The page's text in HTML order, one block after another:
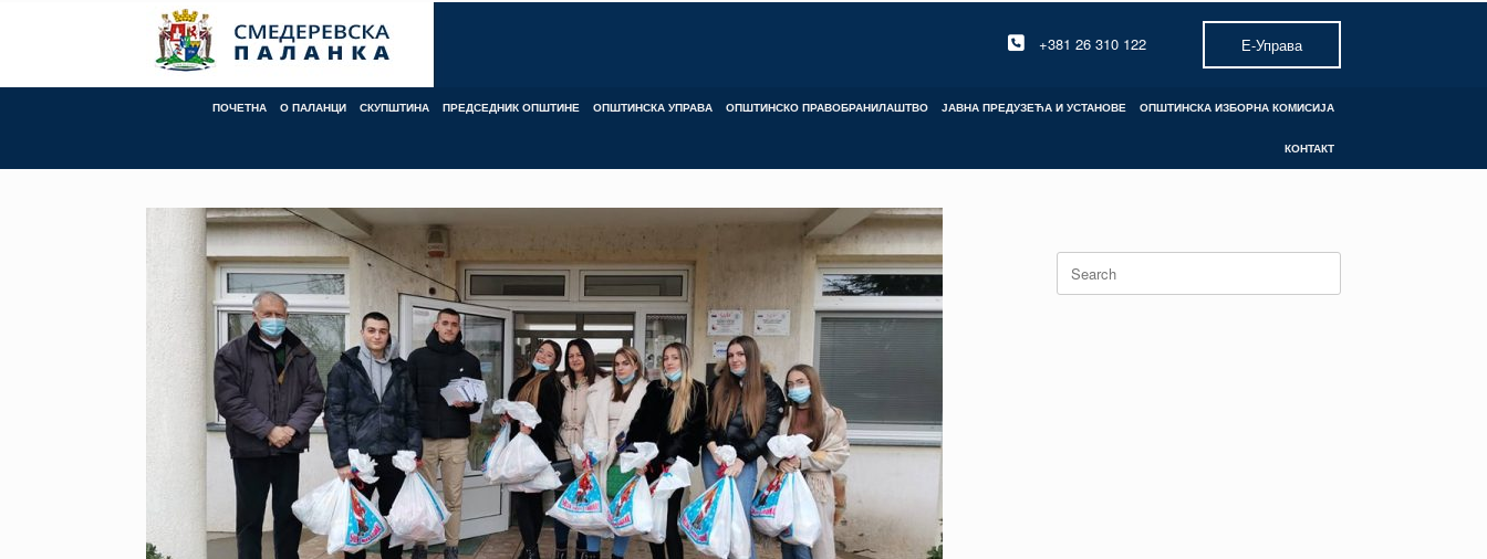
+381 26 310 122 Е-Управа
ПОЧЕТНА О ПАЛАНЦИ СКУПШТИНА ПРЕДСЕДНИК ОПШТИНЕ ОПШТИНСКА УПРАВА ОПШТИНСКО ПРАВОБРАНИЛАШТВО ЈАВНА ПРЕДУЗЕЋА И УСТАНОВЕ ОПШТИНСКА ИЗБОРНА КОМИСИЈА
КОНТАКТ
Search
for: